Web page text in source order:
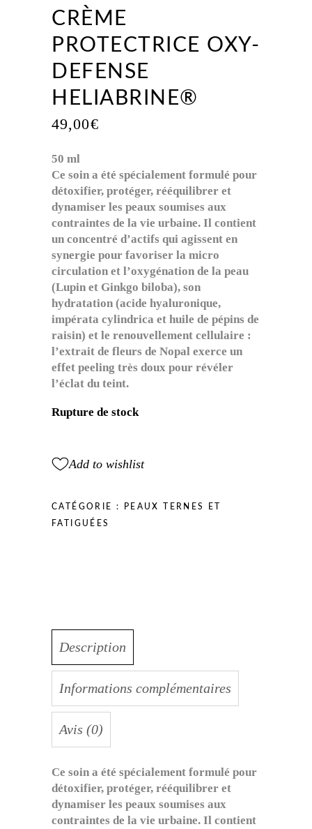
CRÈME
PROTECTRICE OXY-
DEFENSE
HELIABRINE®
49,00€
50 ml
Ce soin a été spécialement formulé pour
détoxifier, protéger, rééquilibrer et
dynamiser les peaux soumises aux
contraintes de la vie urbaine. Il contient
un concentré d’actifs qui agissent en
synergie pour favoriser la micro
circulation et l’oxygénation de la peau
(Lupin et Ginkgo biloba), son
hydratation (acide hyaluronique,
impérata cylindrica et huile de pépins de
raisin) et le renouvellement cellulaire :
l’extrait de fleurs de Nopal exerce un
effet peeling très doux pour révéler
l’éclat du teint.
Rupture de stock
Add to wishlist
CATÉGORIE :
PEAUX TERNES ET
FATIGUÉES
Description
Informations complémentaires
Avis (0)
Ce soin a été spécialement formulé pour
détoxifier, protéger, rééquilibrer et
dynamiser les peaux soumises aux
contraintes de la vie urbaine. Il contient